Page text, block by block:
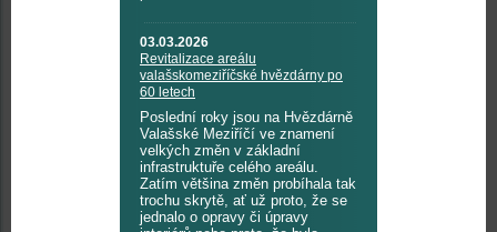
03.03.2026
Revitalizace areálu
valašskomeziříčské hvězdárny po
60 letech
Poslední roky jsou na Hvězdárně
Valašské Meziříčí ve znamení
velkých změn v základní
infrastruktuře celého areálu.
Zatím většina změn probíhala tak
trochu skrytě, ať už proto, že se
jednalo o opravy či úpravy